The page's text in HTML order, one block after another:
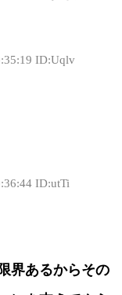
ID:Uqlv
ID:utTi
界あるからその